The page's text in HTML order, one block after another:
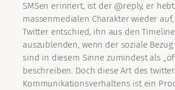
SMSen erinnert, ist der @reply, er
massenmedialen Charakter wieder
Twitter entschied, ihn aus den
auszublenden, wenn der soziale
sind in diesem Sinne zumindest als
beschreiben. Doch diese Art des
Kommunikationsverhaltens ist ein